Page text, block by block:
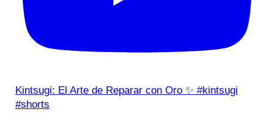
Kintsugi: El Arte de Reparar con Oro ✨ #kintsugi
#shorts